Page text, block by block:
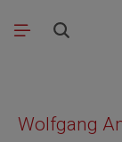
Zum Hauptinhalt
Wolfgang